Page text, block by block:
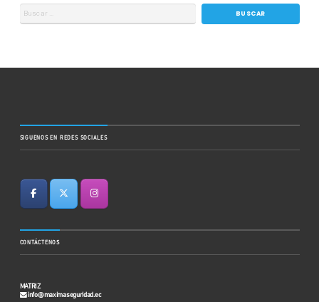
SIGUENOS EN REDES SOCIALES
CONTÁCTENOS
MATRIZ
info@maximaseguridad.ec